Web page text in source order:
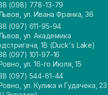
(098) 778-13-79
ул. Ивана Франка, 36
(097) 611-95-94
ул. Академика
1В (Duck's Lake)
(097) 101-97-16
ул. 16-го Июля, 15
(097) 544-61-44
ул. Кулика и Гудачека, 23